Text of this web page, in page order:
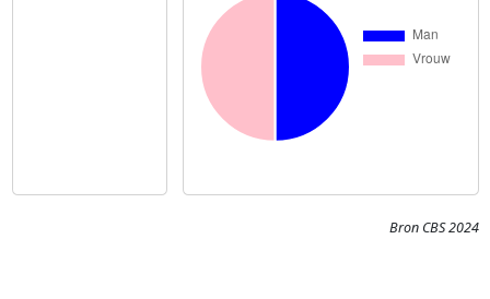
Bron CBS 2024